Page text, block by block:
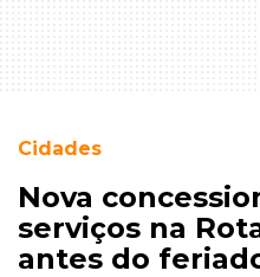
Cidades
Nova
serviços na
antes do